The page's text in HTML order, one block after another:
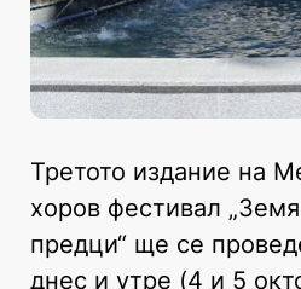
Третото издание на
хоров фестивал
предци“ ще се
днес и утре (4 и 5